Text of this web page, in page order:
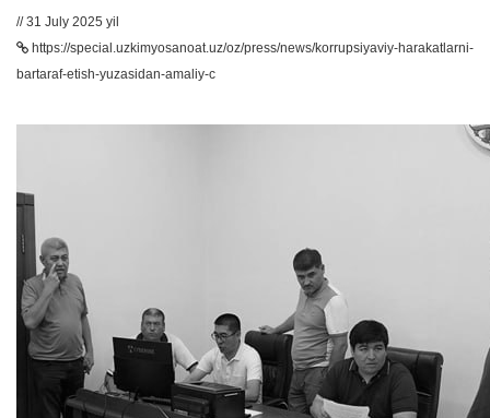
// 31 July 2025 yil
https://special.uzkimyosanoat.uz/oz/press/news/korrupsiyaviy-harakatlarni-
bartaraf-etish-yuzasidan-amaliy-c